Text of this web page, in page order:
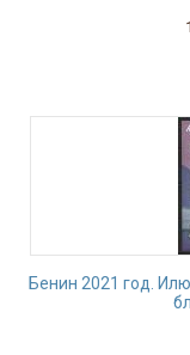
Бенин 2021 год.